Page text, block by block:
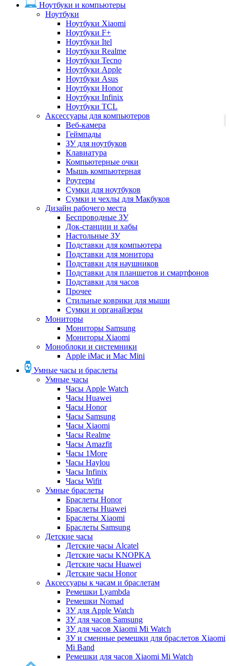
Ноутбуки и компьютеры
Ноутбуки
Ноутбуки Xiaomi
Ноутбуки F+
Ноутбуки Itel
Ноутбуки Realme
Ноутбуки Tecno
Ноутбуки Apple
Ноутбуки Asus
Ноутбуки Honor
Ноутбуки Infinix
Ноутбуки TCL
Аксессуары для компьютеров
Веб-камера
Геймпады
ЗУ для ноутбуков
Клавиатура
Компьютерные очки
Мышь компьютерная
Роутеры
Сумки для ноутбуков
Сумки и чехлы для Макбуков
Дизайн рабочего места
Беспроводные ЗУ
Док-станции и хабы
Настольные ЗУ
Подставки для компьютера
Подставки для монитора
Подставки для наушников
Подставки для планшетов и смартфонов
Подставки для часов
Прочее
Стильные коврики для мыши
Сумки и органайзеры
Мониторы
Мониторы Samsung
Мониторы Xiaomi
Моноблоки и системники
Apple iMac и Mac Mini
Умные часы и браслеты
Умные часы
Часы Apple Watch
Часы Huawei
Часы Honor
Часы Samsung
Часы Xiaomi
Часы Realme
Часы Amazfit
Часы 1More
Часы Haylou
Часы Infinix
Часы Wifit
Умные браслеты
Браслеты Honor
Браслеты Huawei
Браслеты Xiaomi
Браслеты Samsung
Детские часы
Детские часы Alcatel
Детские часы KNOPKA
Детские часы Huawei
Детские часы Honor
Аксессуары к часам и браслетам
Ремешки Lyambda
Ремешки Nomad
ЗУ для Apple Watch
ЗУ для часов Samsung
ЗУ для часов Xiaomi Mi Watch
ЗУ и сменные ремешки для браслетов Xiaomi
Mi Band
Ремешки для часов Xiaomi Mi Watch